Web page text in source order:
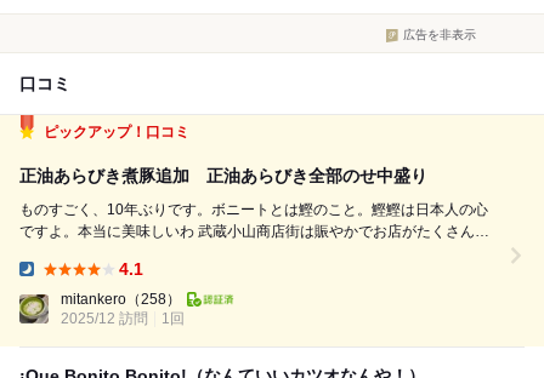
広告を非表示
口コミ
ピックアップ！口コミ
正油あらびき煮豚追加 正油あらびき全部のせ中盛り
ものすごく、10年ぶりです。ボニートとは鰹のこと。鰹鰹は日本人の心
ですよ。本当に美味しいわ 武蔵小山商店街は賑やかでお店がたくさんあ
ニートさん。お久しぶりですわ 平日夜の部の15分前で一番乗りです 行列
とまでは行かないけ...
4.1
mitankero （258）
2025/12 訪問
1回